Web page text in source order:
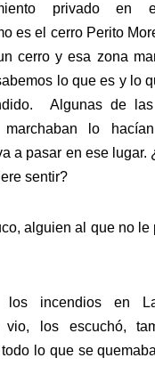
privado en
es el cerro Perito
cerro y esa zona
lo que es y lo
Algunas de
lo
a pasar en ese lugar.
sentir?
alguien al que no le
incendios en
vio, los escuchó,
lo que se